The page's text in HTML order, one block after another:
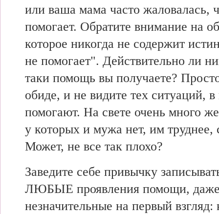
или ваша мама часто жаловалась,
помогает. Обратите внимание на
которое никогда не содержит
не помогает". Действительно ли
таки помощь вы получаете?
обиде, и не видите тех ситуаций,
помогают. На свете очень много
у которых и мужа нет, им труднее,
Может, не все так плохо?
Заведите себе привычку
ЛЮБЫЕ проявления помощи,
незначительные на первый взгляд: